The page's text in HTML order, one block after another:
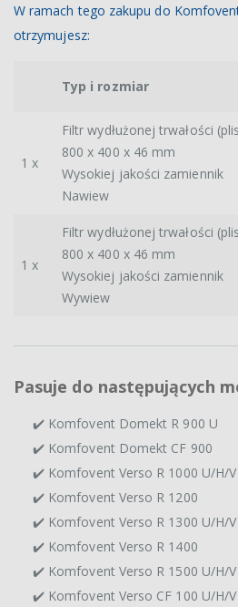
W ramach tego zakupu do
otrzymujesz:
Typ i rozmiar
1 x
Filtr wydłużonej trwałości
800 x 400 x 46 mm
Wysokiej jakości zamiennik
Nawiew
1 x
Filtr wydłużonej trwałości
800 x 400 x 46 mm
Wysokiej jakości zamiennik
Wywiew
Pasuje do następujących
✔️ Komfovent Domekt R 900 U
✔️ Komfovent Domekt CF 900
✔️ Komfovent Verso R 1000 U/H/V
✔️ Komfovent Verso R 1200
✔️ Komfovent Verso R 1300 U/H/V
✔️ Komfovent Verso R 1400
✔️ Komfovent Verso R 1500 U/H/V
✔️ Komfovent Verso CF 100 U/H/V